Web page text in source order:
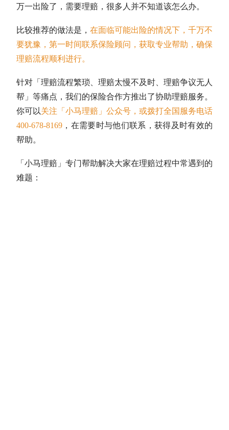
万一出险了，需要理赔，很多人并不知道该怎么办。
比较推荐的做法是， 在面临可能出险的情况下，千万不
要犹豫，第一时间联系保险顾问，获取专业帮助，确保
理赔流程顺利进行。
针对「理赔流程繁琐、理赔太慢不及时、理赔争议无人
帮」等痛点，我们的保险合作方推出了协助理赔服务。
你可以关注 「小马理赔」公众号，或拨打全国服务电话
400-678-8169 ，在需要时与他们联系，获得及时有效的
帮助。
「小马理赔」专门帮助解决大家在理赔过程中常遇到的
难题：